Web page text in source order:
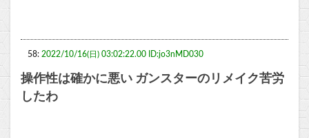
58: 2022/10/16(日) 03:02:22.00 ID:jo3nMD030
操作性は確かに悪い ガンスターのリメイク苦労
したわ